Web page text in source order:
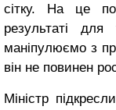
сітку. На це
результаті
маніпулюємо з
він не повинен
Міністр